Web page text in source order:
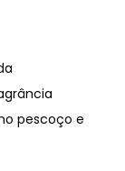
pescoço e